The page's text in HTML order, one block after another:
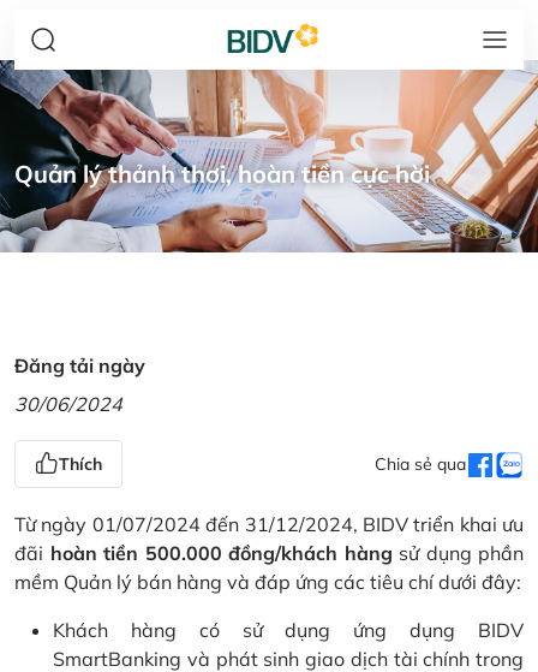
Quản lý thảnh thơi, hoàn tiền cực hời
Đăng tải ngày
30/06/2024
Thích Chia sẻ qua
Từ ngày 01/07/2024 đến 31/12/2024, BIDV triển khai ưu
đãi hoàn tiền 500.000 đồng/khách hàng sử dụng phần
mềm Quản lý bán hàng và đáp ứng các tiêu chí dưới đây:
Khách hàng có sử dụng ứng dụng BIDV
SmartBanking và phát sinh giao dịch tài chính trong